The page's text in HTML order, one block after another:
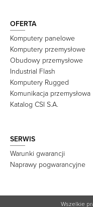
OFERTA
Komputery panelowe
Komputery przemysłowe
Obudowy przemysłowe
Industrial Flash
Komputery Rugged
Komunikacja przemysłowa
Katalog CSI S.A.
SERWIS
Warunki gwarancji
Naprawy pogwarancyjne
Wszelkie